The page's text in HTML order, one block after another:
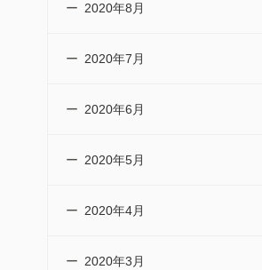
2020年8月
2020年7月
2020年6月
2020年5月
2020年4月
2020年3月